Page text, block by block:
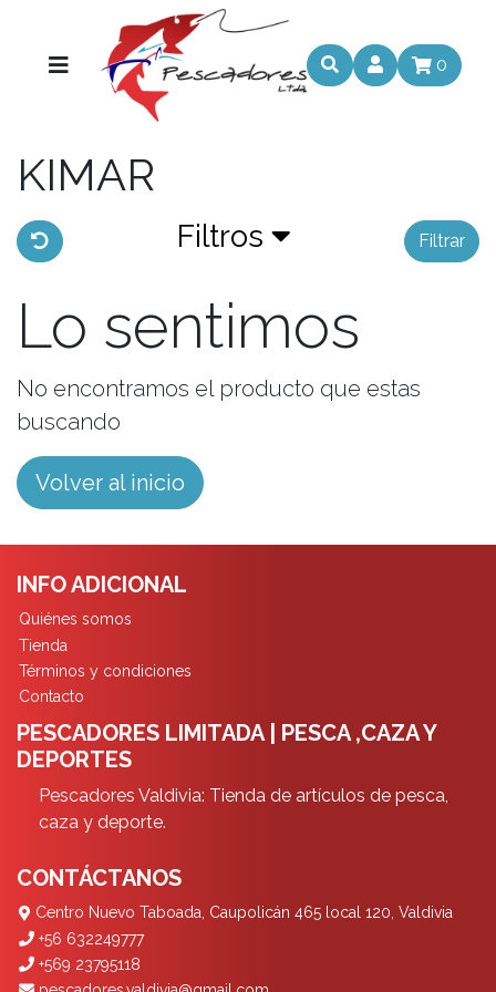
0
KIMAR
Filtros Filtrar
Lo sentimos
No encontramos el producto que estas
buscando
Volver al inicio
INFO ADICIONAL
Quiénes somos
Tienda
Términos y condiciones
Contacto
PESCADORES LIMITADA | PESCA ,CAZA Y
DEPORTES
Pescadores Valdivia: Tienda de artículos de pesca,
caza y deporte.
CONTÁCTANOS
Centro Nuevo Taboada, Caupolicán 465 local 120, Valdivia
+56 632249777
+569 23795118